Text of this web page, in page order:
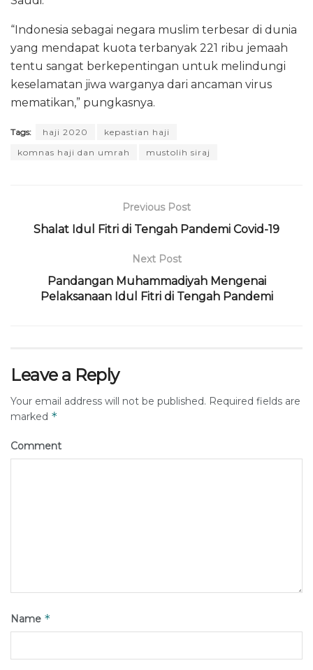
“Indonesia sebagai negara muslim terbesar di dunia
yang mendapat kuota terbanyak 221 ribu jemaah
tentu sangat berkepentingan untuk melindungi
keselamatan jiwa warganya dari ancaman virus
mematikan,” pungkasnya.
Tags: haji 2020
kepastian haji
komnas haji dan umrah
mustolih siraj
Previous Post
Shalat Idul Fitri di Tengah Pandemi Covid-19
Next Post
Pandangan Muhammadiyah Mengenai
Pelaksanaan Idul Fitri di Tengah Pandemi
Leave a Reply
Your email address will not be published. Required fields are
marked *
Comment
Name *